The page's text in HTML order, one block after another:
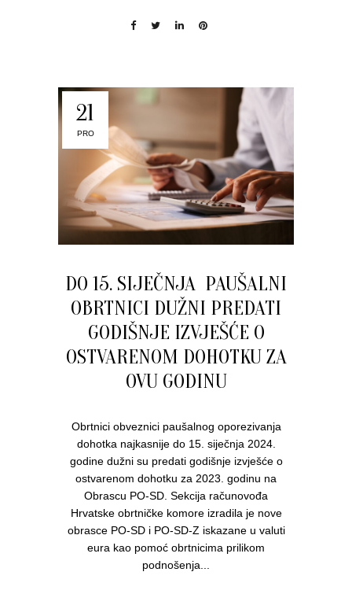
21
PRO
DO 15. SIJEČNJA PAUŠALNI
OBRTNICI DUŽNI PREDATI
GODIŠNJE IZVJEŠĆE O
OSTVARENOM DOHOTKU ZA
OVU GODINU
Obrtnici obveznici paušalnog oporezivanja
dohotka najkasnije do 15. siječnja 2024.
godine dužni su predati godišnje izvješće o
ostvarenom dohotku za 2023. godinu na
Obrascu PO-SD. Sekcija računovođa
Hrvatske obrtničke komore izradila je nove
obrasce PO-SD i PO-SD-Z iskazane u valuti
eura kao pomoć obrtnicima prilikom
podnošenja...